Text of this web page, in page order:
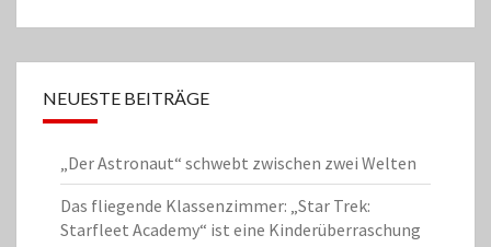
NEUESTE BEITRÄGE
„Der Astronaut“ schwebt zwischen zwei Welten
Das fliegende Klassenzimmer: „Star Trek:
Starfleet Academy“ ist eine Kinderüberraschung